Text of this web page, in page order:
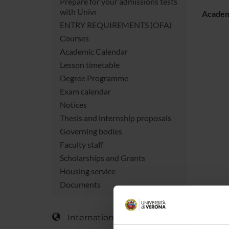
with Univr
ENTRY REQUIREMENTS (OFA)
Courses
Academic Calendar
Lesson timetable
Degree Programme
Exam calendar
Notices
Thesis and internship proposals
Governing bodies
Faculty staff
Scholarships and Grants
Housing service
Documents
International Students